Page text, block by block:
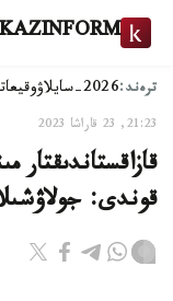
KAZINFORM
ترەند:2026-سايلاۋ وقيعا
21:23, 23 قاراشا 2023
قوندى: جولاۋشىلارعا 80 ميلليون